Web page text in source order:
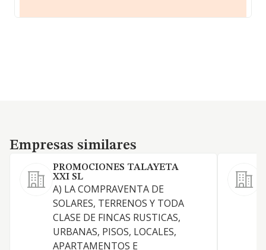
Empresas similares
Empresas similares
PROMOCIONES TALAYETA
XXI SL
A) LA COMPRAVENTA DE
SOLARES, TERRENOS Y TODA
CLASE DE FINCAS RUSTICAS,
URBANAS, PISOS, LOCALES,
APARTAMENTOS E